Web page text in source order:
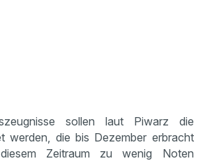
sollen laut Piwarz die
werden, die bis Dezember erbracht
Zeitraum zu wenig Noten